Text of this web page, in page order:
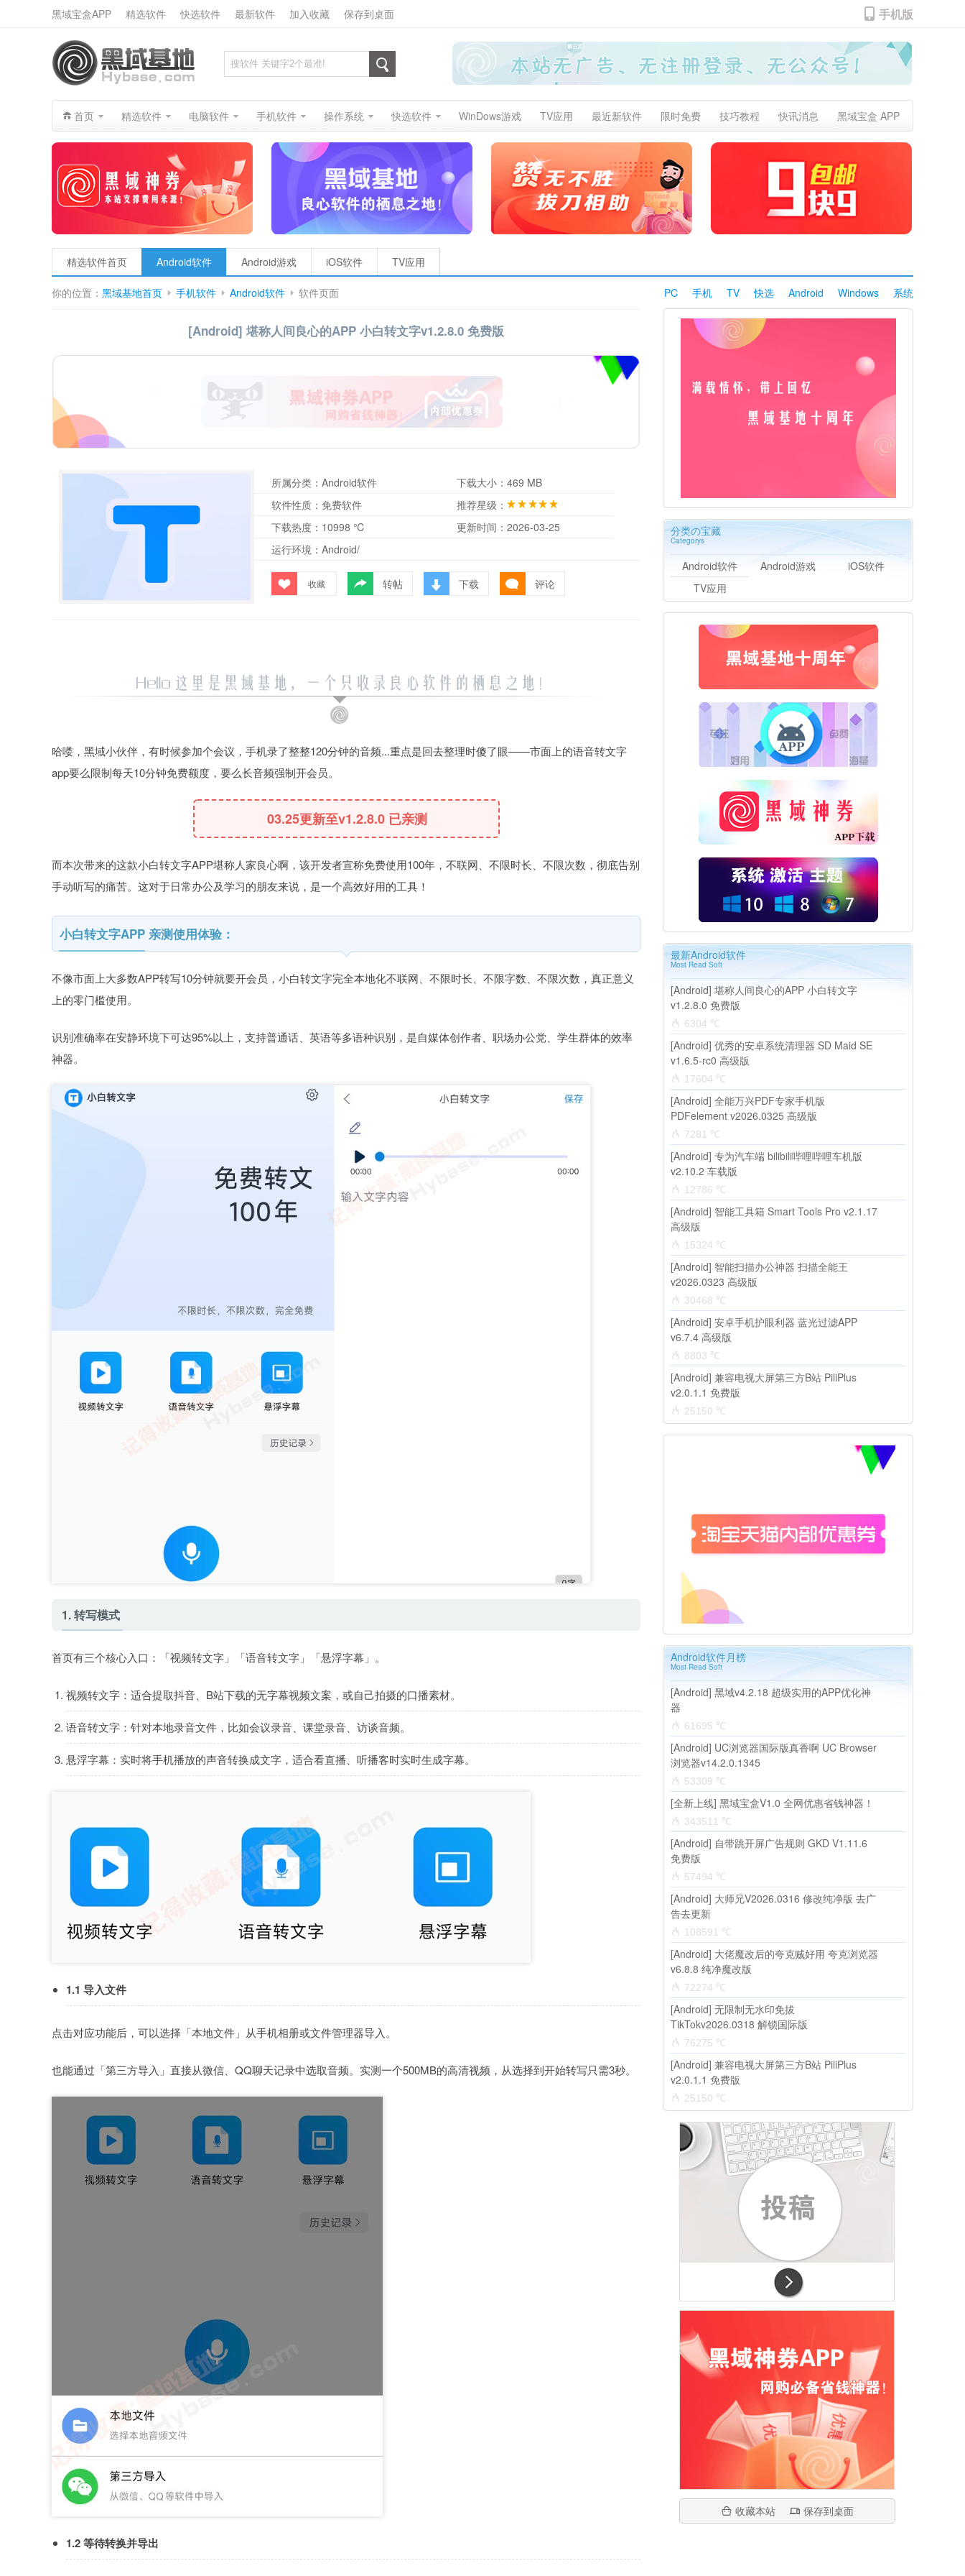
黑域宝盒APP 精选软件 快选软件 最新软件 加入收藏 保存到桌面 手机版
首页 精选软件 电脑软件 手机软件 操作系统 快选软件 WinDows游戏 TV应用 最近新软件 限时免费 技巧教程 快讯消息 黑域宝盒 APP
精选软件首页 Android软件 Android游戏 iOS软件 TV应用
你的位置： 黑域基地首页 手机软件 Android软件 软件页面 PC 手机 TV 快选 Android Windows 系统
[Android] 堪称人间良心的APP 小白转文字v1.2.8.0 免费版
所属分类： Android软件 下载大小： 469 MB
软件性质： 免费软件
推荐星级：
下载热度： 10998 ℃ 更新时间： 2026-03-25
运行环境： Android/
收藏 转帖 下载 评论
哈喽，黑域小伙伴，有时候参加个会议，手机录了整整120分钟的音频...重点是回去整理时傻了眼——市面上的语音转文字
app要么限制每天10分钟免费额度，要么长音频强制开会员。
03.25更新至v1.2.8.0 已亲测
而本次带来的这款小白转文字APP堪称人家良心啊，该开发者宣称免费使用100年，不联网、不限时长、不限次数，彻底告别
手动听写的痛苦。这对于日常办公及学习的朋友来说，是一个高效好用的工具！
小白转文字APP 亲测使用体验：
不像市面上大多数APP转写10分钟就要开会员，小白转文字完全本地化不联网、不限时长、不限字数、不限次数，真正意义
上的零门槛使用。
识别准确率在安静环境下可达95%以上，支持普通话、英语等多语种识别，是自媒体创作者、职场办公党、学生群体的效率
神器。
1. 转写模式
首页有三个核心入口：「视频转文字」「语音转文字」「悬浮字幕」。
视频转文字：适合提取抖音、B站下载的无字幕视频文案，或自己拍摄的口播素材。
语音转文字：针对本地录音文件，比如会议录音、课堂录音、访谈音频。
悬浮字幕：实时将手机播放的声音转换成文字，适合看直播、听播客时实时生成字幕。
1.1 导入文件
点击对应功能后，可以选择「本地文件」从手机相册或文件管理器导入。
也能通过「第三方导入」直接从微信、QQ聊天记录中选取音频。实测一个500MB的高清视频，从选择到开始转写只需3秒。
1.2 等待转换并导出
分类の宝藏
Categorys
Android软件 Android游戏
iOS软件
TV应用
最新Android软件
Most Read Soft
[Android] 堪称人间良心的APP 小白转文字
v1.2.8.0 免费版
6304 ℃
[Android] 优秀的安卓系统清理器 SD Maid SE
v1.6.5-rc0 高级版
17604 ℃
[Android] 全能万兴PDF专家手机版
PDFelement v2026.0325 高级版
7281 ℃
[Android] 专为汽车端 bilibili哔哩哔哩车机版
v2.10.2 车载版
12786 ℃
[Android] 智能工具箱 Smart Tools Pro v2.1.17
高级版
15324 ℃
[Android] 智能扫描办公神器 扫描全能王
v2026.0323 高级版
30468 ℃
[Android] 安卓手机护眼利器 蓝光过滤APP
v6.7.4 高级版
8803 ℃
[Android] 兼容电视大屏第三方B站 PiliPlus
v2.0.1.1 免费版
25150 ℃
Android软件月榜
Most Read Soft
[Android] 黑域v4.2.18 超级实用的APP优化神
器
61695 ℃
[Android] UC浏览器国际版真香啊 UC Browser
浏览器v14.2.0.1345
53309 ℃
[全新上线] 黑域宝盒V1.0 全网优惠省钱神器！
343511 ℃
[Android] 自带跳开屏广告规则 GKD V1.11.6
免费版
57494 ℃
[Android] 大师兄V2026.0316 修改纯净版 去广
告去更新
108591 ℃
[Android] 大佬魔改后的夸克贼好用 夸克浏览器
v6.8.8 纯净魔改版
72274 ℃
[Android] 无限制无水印免拔
TikTokv2026.0318 解锁国际版
76275 ℃
[Android] 兼容电视大屏第三方B站 PiliPlus
v2.0.1.1 免费版
25150 ℃
收藏本站 保存到桌面